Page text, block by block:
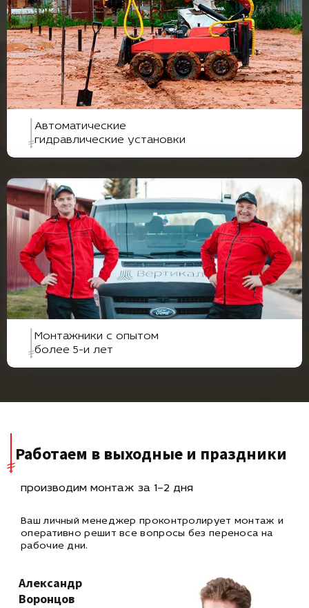
Автоматические
гидравлические установки
Монтажники с опытом
более 5-и лет
Работаем в выходные и праздники
производим монтаж за 1–2 дня
Ваш личный менеджер проконтролирует монтаж и
оперативнорешит все вопросы без переноса на
рабочие дни.
Александр
Воронцов